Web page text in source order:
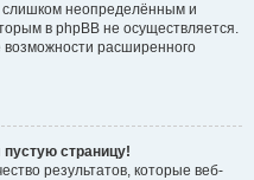
неопределённым и
в phpBB не осуществляется.
возможности расширенного
пустую страницу!
результатов, которые веб-